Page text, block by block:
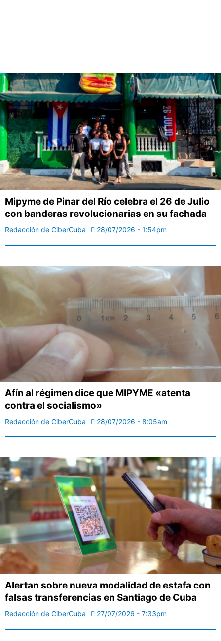
Mipyme de Pinar del Río celebra el 26 de Julio
con banderas revolucionarias en su fachada
Redacción de CiberCuba 28/07/2026 - 1:54pm
Afín al régimen dice que MIPYME «atenta
contra el socialismo»
Redacción de CiberCuba 28/07/2026 - 8:05am
Alertan sobre nueva modalidad de estafa con
falsas transferencias en Santiago de Cuba
Redacción de CiberCuba 27/07/2026 - 7:33pm